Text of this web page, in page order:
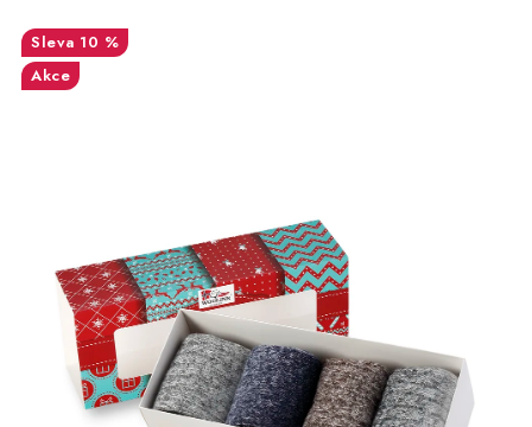
DOMOV A SPANÍ
Doprava a platba Hodnocení obchodu
Moje objednávka
FAQ
10 %
Akce